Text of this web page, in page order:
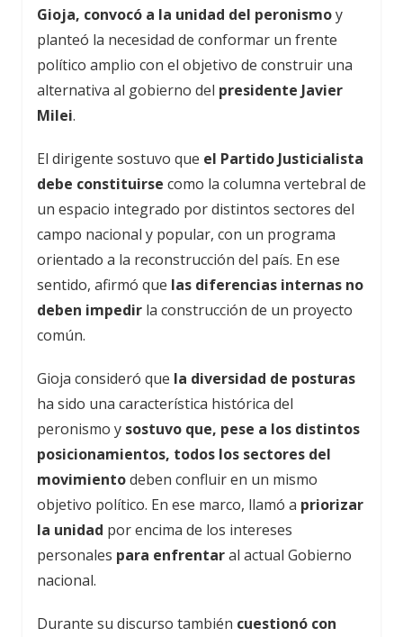
Gioja, convocó a la unidad del peronismoy
planteó la necesidad de conformar un frente
político amplio con el objetivo de construir una
alternativa al gobierno del presidente Javier
Milei.
El dirigente sostuvo que el Partido Justicialista
debe constituirse como la columna vertebral de
un espacio integrado por distintos sectores del
campo nacional y popular, con un programa
orientado a la reconstrucción del país. En ese
sentido, afirmó que las diferencias internas no
deben impedir la construcción de un proyecto
común.
Gioja consideró que la diversidad de posturas
ha sido una característica histórica del
peronismo y sostuvo que, pese a los distintos
posicionamientos, todos los sectores del
movimientodeben confluir en un mismo
objetivo político. En ese marco, llamó a priorizar
la unidad por encima de los intereses
personales para enfrentaral actual Gobierno
nacional.
Durante su discurso también cuestionó con